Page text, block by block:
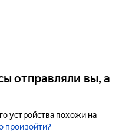
отправляли вы, а
устройства похожи на
произойти?